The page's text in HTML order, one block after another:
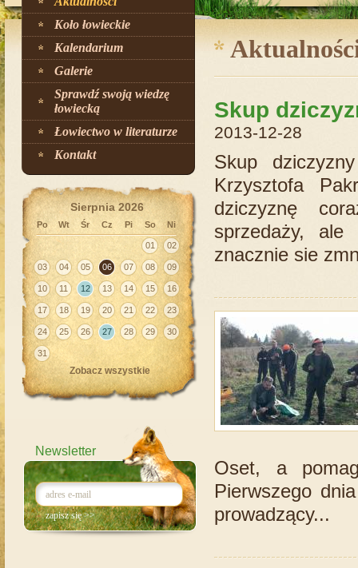
Koło łowieckie
Kalendarium
Galerie
Sprawdź swoją wiedzę
łowiecką
Łowiectwo w literaturze
Kontakt
Sierpnia 2026
Po Wt Śr Cz Pi So Ni
01 02
03 04 05 06 07 08 09
10 11 12 13 14 15 16
17 18 19 20 21 22 23
24 25 26 27 28 29 30
31
Zobacz wszystkie
Newsletter
Skup
2013-12-28
Skup
Krzysztofa
dziczyznę
sprzedaży, ale
znacznie sie
Oset, a
Pierwszego
prowadzący...